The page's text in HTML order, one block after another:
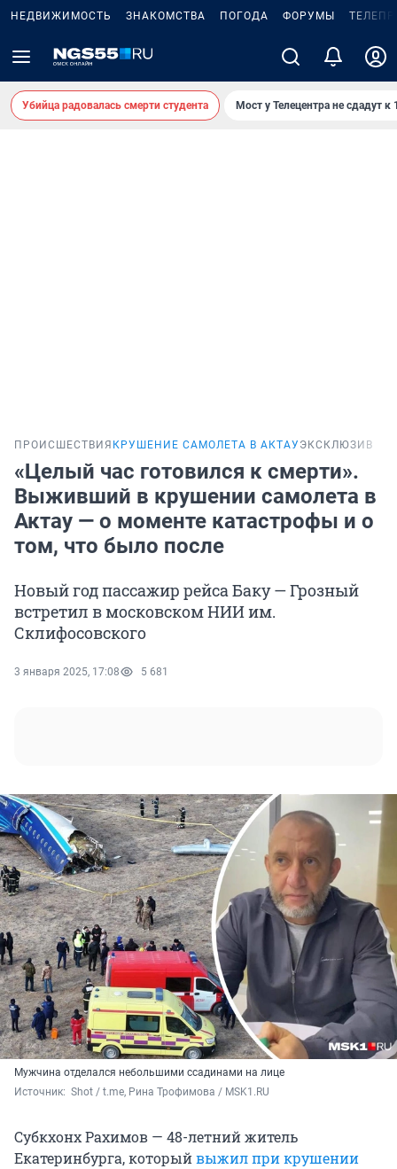
НЕДВИЖИМОСТЬ ЗНАКОМСТВА ПОГОДА ФОРУМЫ
Убийца радовалась смерти студента Мост у Телецентра не сдадут к
ПРОИСШЕСТВИЯ КРУШЕНИЕ САМОЛЕТА В АКТАУ ЭКСКЛЮЗИВ
«Целый час готовился к смерти».
Выживший в крушении самолета в
Актау — о моменте катастрофы и о
том, что было после
Новый год пассажир рейса Баку — Грозный
встретил в московском НИИ им.
Склифосовского
3 января 2025, 17:08 5 681
Мужчина отделался небольшими ссадинами на лице
Источник: Shot / t.me, Рина Трофимова / MSK1.RU
Субкхонх Рахимов — 48-летний житель
Екатеринбурга, которыйвыжил при крушении